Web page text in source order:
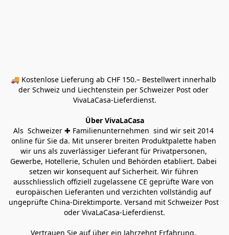
🚚 Kostenlose Lieferung ab CHF 150.– Bestellwert innerhalb
der Schweiz und Liechtenstein per Schweizer Post oder
VivaLaCasa-Lieferdienst.
Über VivaLaCasa
Als  Schweizer ✚ Familienunternehmen  sind wir seit 2014
online für Sie da. Mit unserer breiten Produktpalette haben
wir uns als zuverlässiger Lieferant für Privatpersonen,
Gewerbe, Hotellerie, Schulen und Behörden etabliert. Dabei
setzen wir konsequent auf Sicherheit. Wir führen
ausschliesslich offiziell zugelassene CE geprüfte Ware von
europäischen Lieferanten und verzichten vollständig auf
ungeprüfte China-Direktimporte. Versand mit Schweizer Post
oder VivaLaCasa-Lieferdienst.
Vertrauen Sie auf über ein Jahrzehnt Erfahrung,